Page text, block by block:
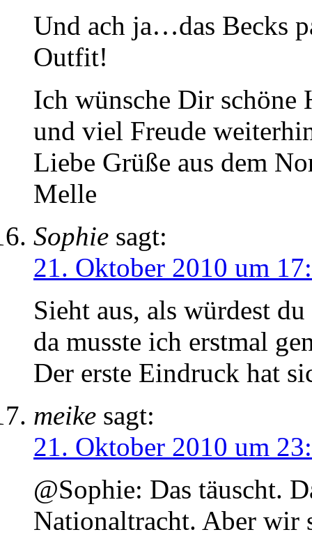
Und ach ja…das Becks
Outfit!
Ich wünsche Dir schöne
und viel Freude
Liebe Grüße aus dem
Melle
Sophie sagt:
21. Oktober 2010 um
Sieht aus, als würdest
da musste ich erstmal
Der erste Eindruck hat
meike sagt:
21. Oktober 2010 um
@Sophie: Das täuscht.
Nationaltracht. Aber wir